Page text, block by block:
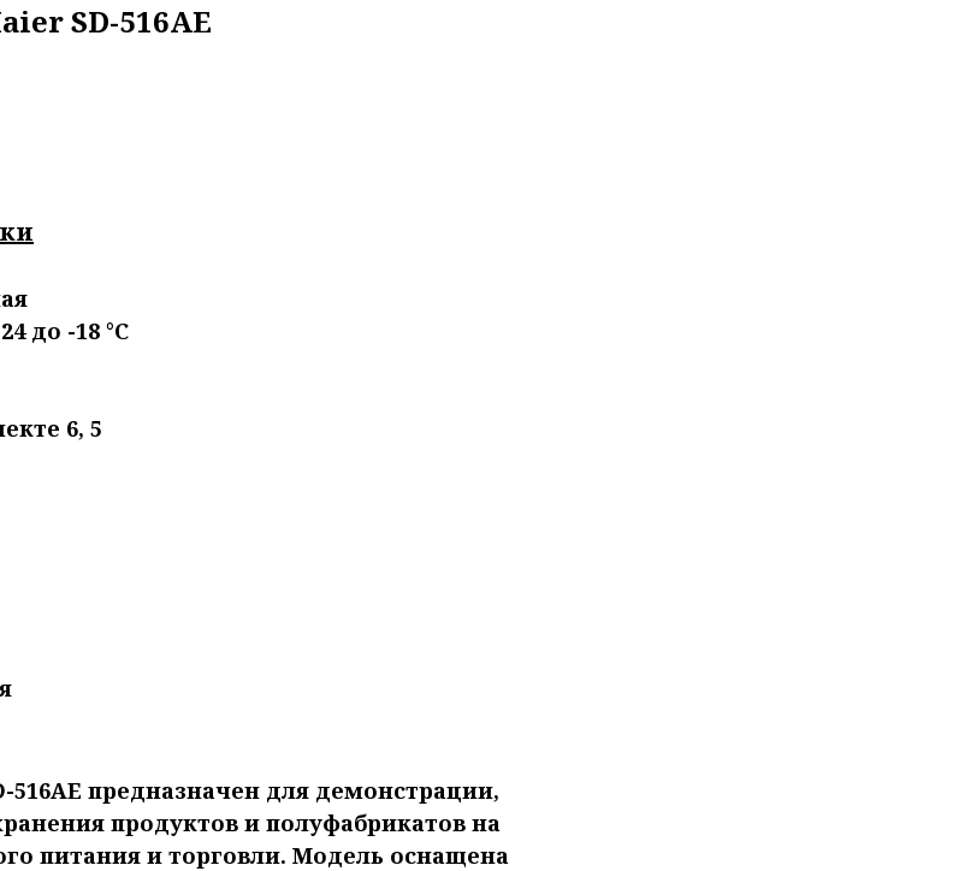
SD-516AE
до -18 °С
6, 5
предназначен для демонстрации,
продуктов и полуфабрикатов на
питания и торговли. Модель оснащена